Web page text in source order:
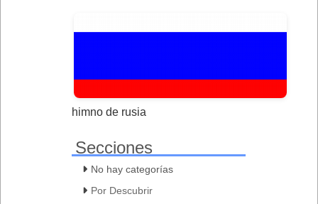
himno de rusia
Secciones
No hay categorías
Por Descubrir